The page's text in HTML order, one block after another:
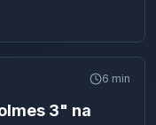
6 min
3" na